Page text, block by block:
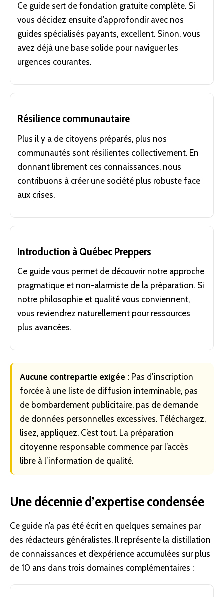
Ce guide sert de fondation gratuite complète. Si
vous décidez ensuite d’approfondir avec nos
guides spécialisés payants, excellent. Sinon, vous
avez déjà une base solide pour naviguer les
urgences courantes.
Résilience communautaire
Plus il y a de citoyens préparés, plus nos
communautés sont résilientes collectivement. En
donnant librement ces connaissances, nous
contribuons à créer une société plus robuste face
aux crises.
Introduction à Québec Preppers
Ce guide vous permet de découvrir notre approche
pragmatique et non-alarmiste de la préparation. Si
notre philosophie et qualité vous conviennent,
vous reviendrez naturellement pour ressources
plus avancées.
Aucune contrepartie exigée : Pas d’inscription
forcée à une liste de diffusion interminable, pas
de bombardement publicitaire, pas de demande
de données personnelles excessives. Téléchargez,
lisez, appliquez. C’est tout. La préparation
citoyenne responsable commence par l’accès
libre à l’information de qualité.
Une décennie d’expertise condensée
Ce guide n’a pas été écrit en quelques semaines par
des rédacteurs généralistes. Il représente la distillation
de connaissances et d’expérience accumulées sur plus
de 10 ans dans trois domaines complémentaires :